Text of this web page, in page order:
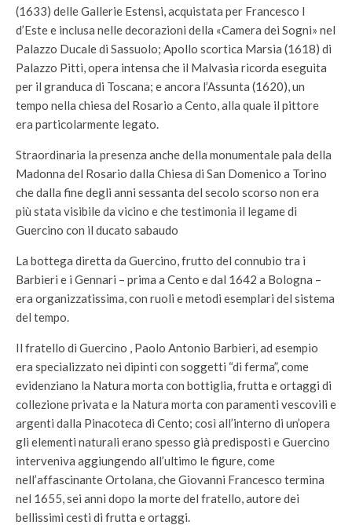
(1633) delle Gallerie Estensi, acquistata per Francesco I
d’Este e inclusa nelle decorazioni della «Camera dei Sogni» nel
Palazzo Ducale di Sassuolo; Apollo scortica Marsia (1618) di
Palazzo Pitti, opera intensa che il Malvasia ricorda eseguita
per il granduca di Toscana; e ancora l’Assunta (1620), un
tempo nella chiesa del Rosario a Cento, alla quale il pittore
era particolarmente legato.
Straordinaria la presenza anche della monumentale pala della
Madonna del Rosario dalla Chiesa di San Domenico a Torino
che dalla fine degli anni sessanta del secolo scorso non era
più stata visibile da vicino e che testimonia il legame di
Guercino con il ducato sabaudo
La bottega diretta da Guercino, frutto del connubio tra i
Barbieri e i Gennari – prima a Cento e dal 1642 a Bologna –
era organizzatissima, con ruoli e metodi esemplari del sistema
del tempo.
Il fratello di Guercino , Paolo Antonio Barbieri, ad esempio
era specializzato nei dipinti con soggetti “di ferma”, come
evidenziano la Natura morta con bottiglia, frutta e ortaggi di
collezione privata e la Natura morta con paramenti vescovili e
argenti dalla Pinacoteca di Cento; così all’interno di un’opera
gli elementi naturali erano spesso già predisposti e Guercino
interveniva aggiungendo all’ultimo le figure, come
nell’affascinante Ortolana, che Giovanni Francesco termina
nel 1655, sei anni dopo la morte del fratello, autore dei
bellissimi cesti di frutta e ortaggi.